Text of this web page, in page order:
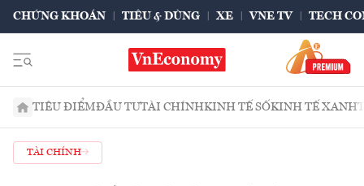
CHỨNG KHOÁN TIÊU & DÙNG XE VNE TV TECH
TIÊU ĐIỂMĐẦU TƯTÀI CHÍNHKINH TẾ SỐKINH TẾ XANH
TÀI CHÍNH